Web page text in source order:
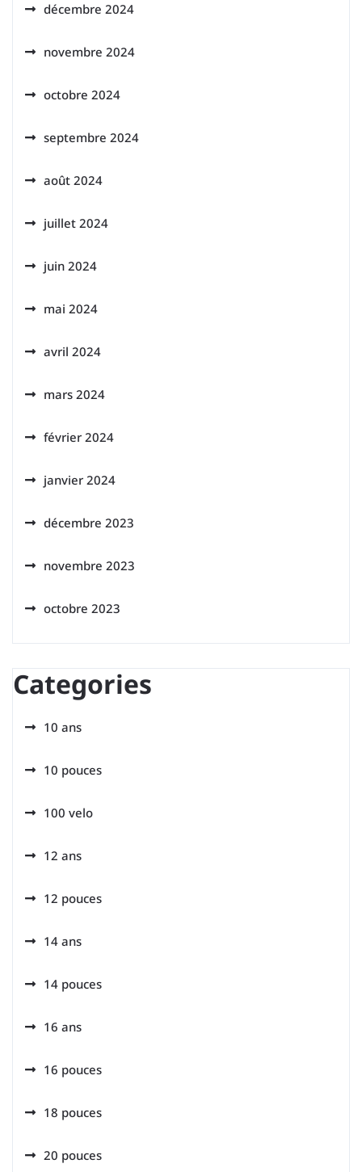
décembre 2024
novembre 2024
octobre 2024
septembre 2024
août 2024
juillet 2024
juin 2024
mai 2024
avril 2024
mars 2024
février 2024
janvier 2024
décembre 2023
novembre 2023
octobre 2023
Categories
10 ans
10 pouces
100 velo
12 ans
12 pouces
14 ans
14 pouces
16 ans
16 pouces
18 pouces
20 pouces